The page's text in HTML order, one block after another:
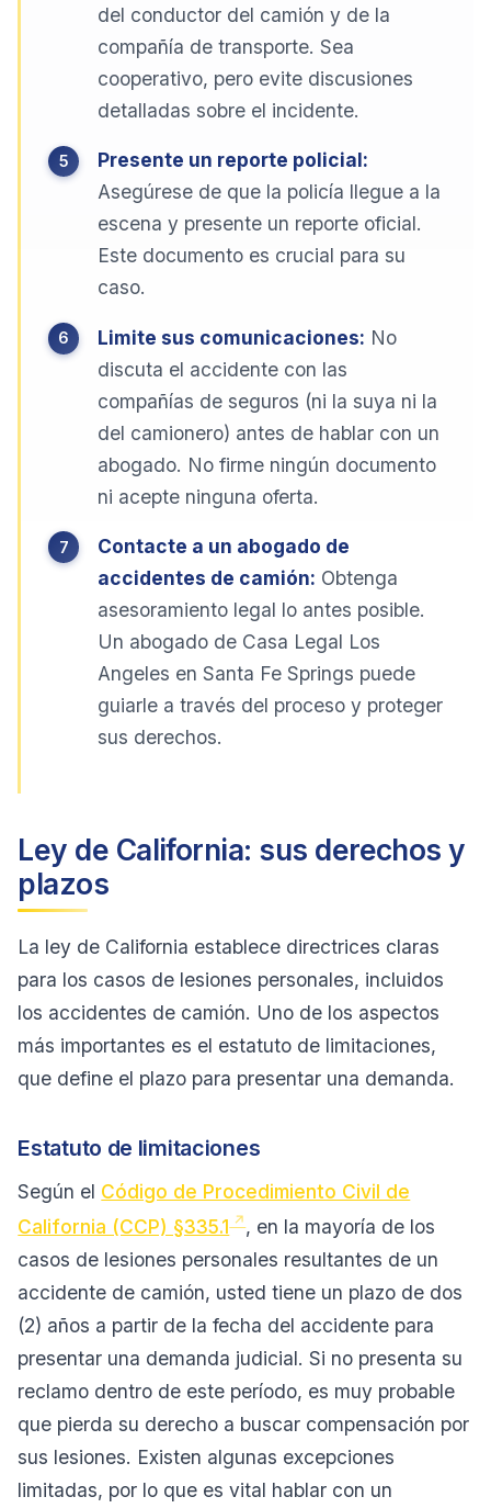
del conductor del camión y de la
compañía de transporte. Sea
cooperativo, pero evite discusiones
detalladas sobre el incidente.
Presente un reporte policial:
Asegúrese de que la policía llegue a la
escena y presente un reporte oficial.
Este documento es crucial para su
caso.
Limite sus comunicaciones: No
discuta el accidente con las
compañías de seguros (ni la suya ni la
del camionero) antes de hablar con un
abogado. No firme ningún documento
ni acepte ninguna oferta.
Contacte a un abogado de
accidentes de camión: Obtenga
asesoramiento legal lo antes posible.
Un abogado de Casa Legal Los
Angeles en Santa Fe Springs puede
guiarle a través del proceso y proteger
sus derechos.
Ley de California: sus derechos y
plazos
La ley de California establece directrices claras
para los casos de lesiones personales, incluidos
los accidentes de camión. Uno de los aspectos
más importantes es el estatuto de limitaciones,
que define el plazo para presentar una demanda.
Estatuto de limitaciones
Según el Código de Procedimiento Civil de
California (CCP) §335.1
, en la mayoría de los
casos de lesiones personales resultantes de un
accidente de camión, usted tiene un plazo de dos
(2) años a partir de la fecha del accidente para
presentar una demanda judicial. Si no presenta su
reclamo dentro de este período, es muy probable
que pierda su derecho a buscar compensación por
sus lesiones. Existen algunas excepciones
limitadas, por lo que es vital hablar con un